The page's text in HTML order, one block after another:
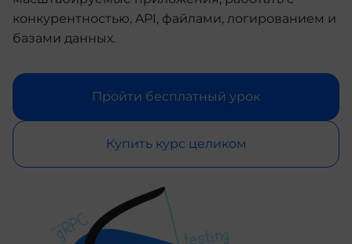
конкурентностью, API, файлами, логированием и
базами данных.
Пройти бесплатный урок
Купить курс целиком